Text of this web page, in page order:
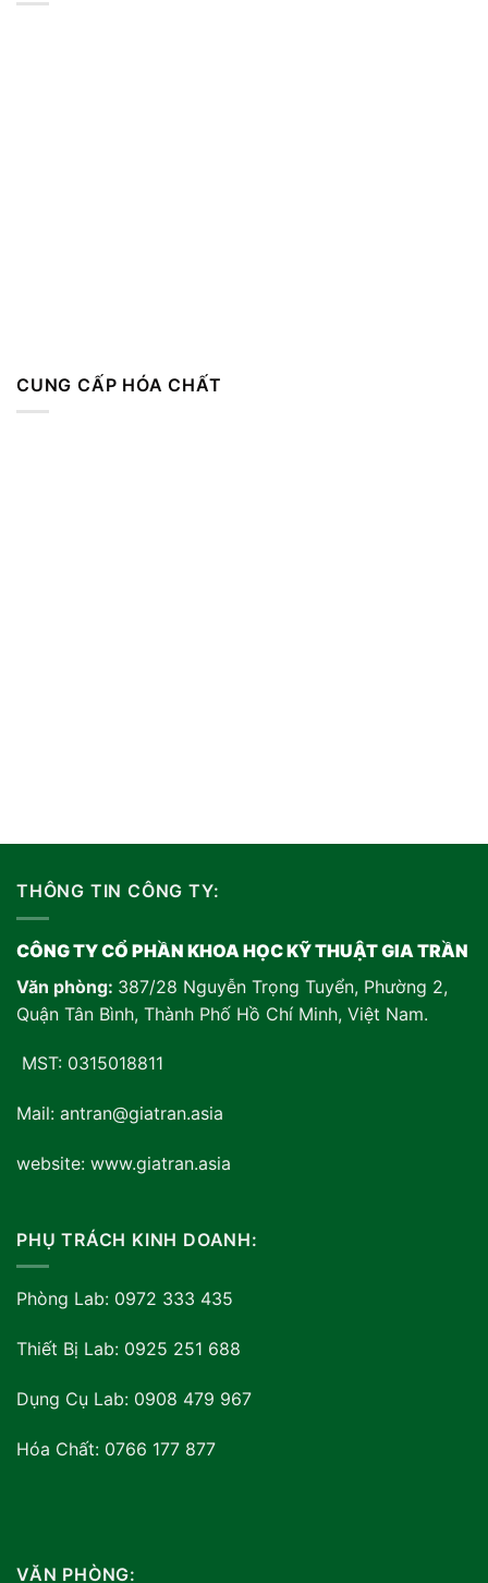
CUNG CẤP HÓA CHẤT
THÔNG TIN CÔNG TY:
CÔNG TY CỔ PHẦN KHOA HỌC KỸ THUẬT GIA TRẦN
Văn phòng: 387/28 Nguyễn Trọng Tuyển, Phường 2,
Quận Tân Bình, Thành Phố Hồ Chí Minh, Việt Nam.
MST: 0315018811
Mail: antran@giatran.asia
website: www.giatran.asia
PHỤ TRÁCH KINH DOANH:
Phòng Lab: 0972 333 435
Thiết Bị Lab: 0925 251 688
Dụng Cụ Lab: 0908 479 967
Hóa Chất: 0766 177 877
VĂN PHÒNG: